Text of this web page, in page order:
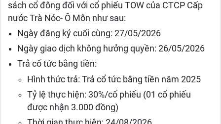
sách cổ đông đối với cổ phiếu TOW của CTCP Cấp
nước Trà Nóc- Ô Môn như sau:
Ngày đăng ký cuối cùng: 27/05/2026
Ngày giao dịch không hưởng quyền: 26/05/2026
Trả cổ tức bằng tiền:
Hình thức trả: Trả cổ tức bằng tiền năm 2025
Tỷ lệ thực hiện: 30%/cổ phiếu (01 cổ phiếu
được nhận 3.000 đồng)